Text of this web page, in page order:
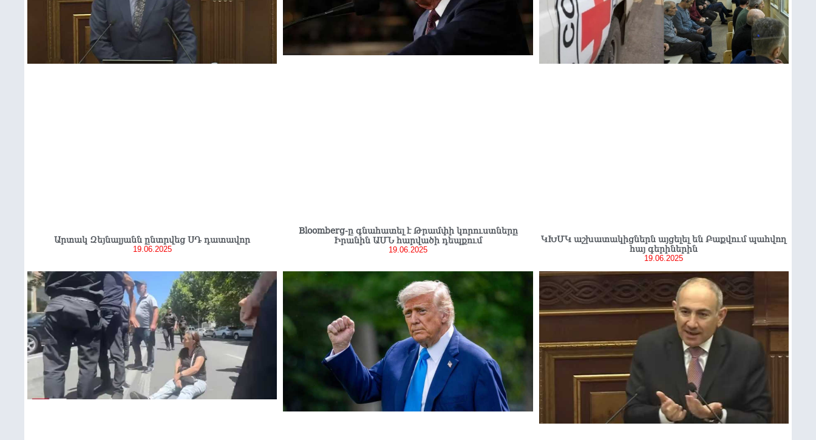
Արտակ Զեյնալյանն ընտրվեց ՍԴ դատավոր
19.06.2025
Bloomberg-ը գնահատել է Թրամփի կորուստները
Իրանին ԱՄՆ հարվածի դեպքում
19.06.2025
ԿԽՄԿ աշխատակիցներն այցելել են Բաքվում պահվող
հայ գերիներին
19.06.2025